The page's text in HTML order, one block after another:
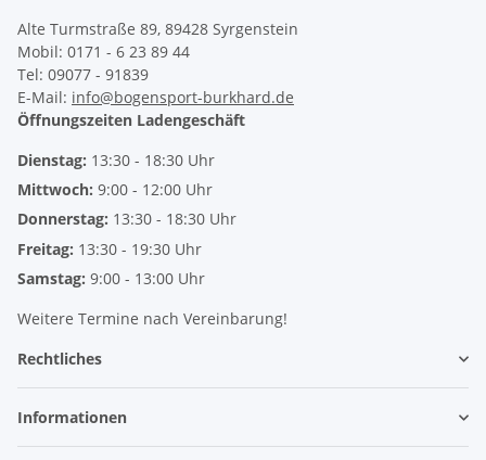
Alte Turmstraße 89, 89428 Syrgenstein
Mobil: 0171 - 6 23 89 44
Tel: 09077 - 91839
E-Mail: info@bogensport-burkhard.de
Öffnungszeiten Ladengeschäft
Dienstag: 13:30 - 18:30 Uhr
Mittwoch: 9:00 - 12:00 Uhr
Donnerstag: 13:30 - 18:30 Uhr
Freitag: 13:30 - 19:30 Uhr
Samstag: 9:00 - 13:00 Uhr
Weitere Termine nach Vereinbarung!
Rechtliches
Informationen